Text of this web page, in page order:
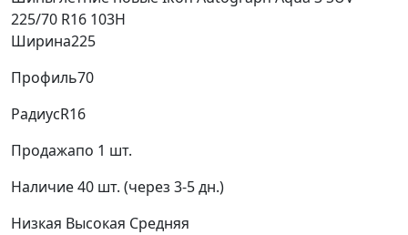
225/70 R16 103H
Ширина225
Профиль70
РадиусR16
Продажапо 1 шт.
Наличие40 шт. (через 3-5 дн.)
Низкая Высокая Средняя